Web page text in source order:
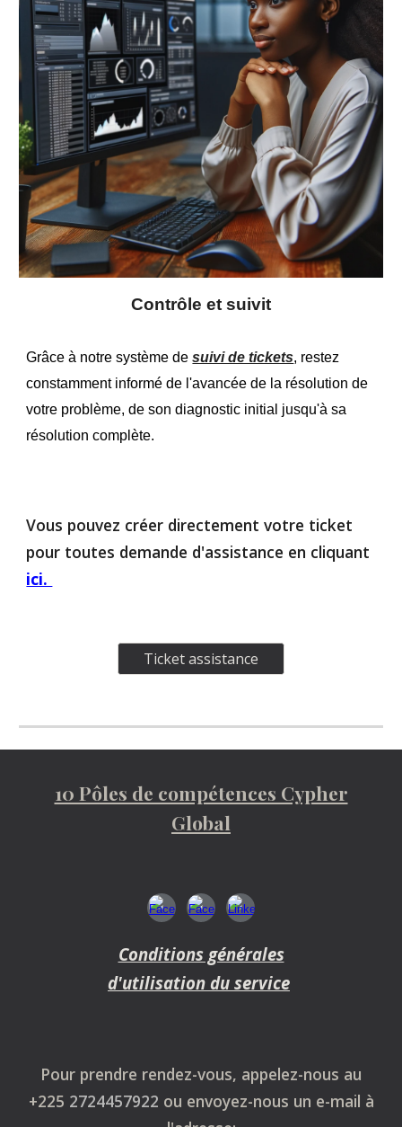
Contrôle et suivit
Grâce à notre système desuivi de tickets, restez
constamment informé de l'avancée de la résolution de
votre problème, de son diagnostic initial jusqu'à sa
résolution complète.
Vous pouvez créer directement votre ticket
pour toutes demande d'assistance en cliquant
ici.
Ticket assistance
10 Pôles de compétences Cypher
Global
Conditions générales
d'utilisation du service
Pour prendre rendez-vous, appelez-nous au
+225 2724457922 ou envoyez-nous un e-mail à